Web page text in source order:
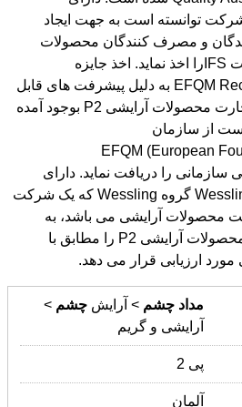
مورد ارزیابی قرار می دهد.
مداد چشم > آرایش چشم >
آرایشی و گریم
پی 2
آلمان